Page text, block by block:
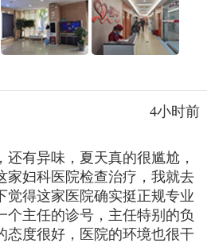
4小时前
还有异味，夏天真的很尴尬，
家妇科医院检查治疗，我就去
觉得这家医院确实挺正规专业
个主任的诊号，主任特别的负
态度很好，医院的环境也很干